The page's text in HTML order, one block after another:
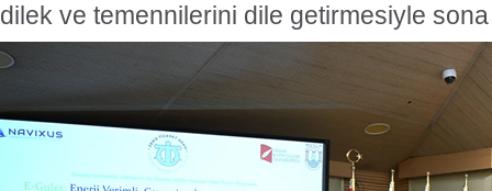
dilek ve temennilerini dile getirmesiyle